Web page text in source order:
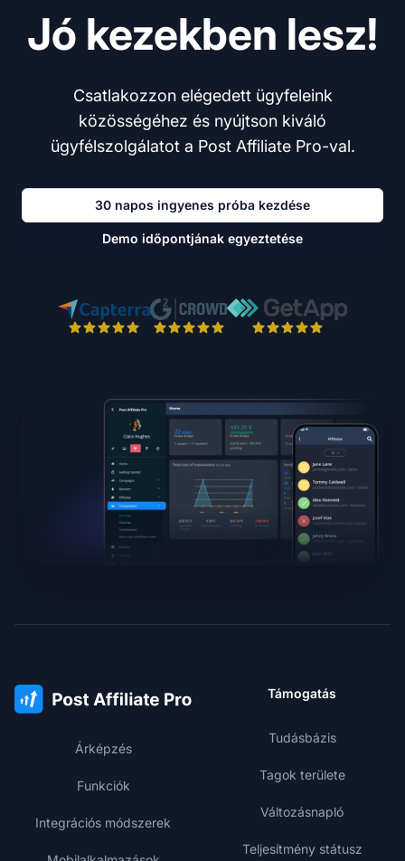
Jó kezekben lesz!
Csatlakozzon elégedett ügyfeleink
közösségéhez és nyújtson kiváló
ügyfélszolgálatot a Post Affiliate Pro-val.
30 napos ingyenes próba kezdése
Demo időpontjának egyeztetése
Árképzés
Funkciók
Integrációs módszerek
Támogatás
Tudásbázis
Tagok területe
Változásnapló
Teljesítmény státusz